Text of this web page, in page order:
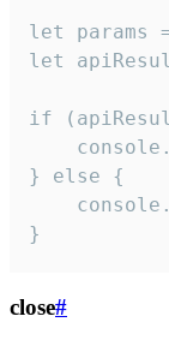
let
let
if
} else {
}
close#